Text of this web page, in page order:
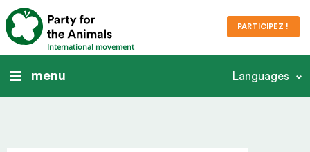
International movement
PARTICIPEZ !
menu Languages